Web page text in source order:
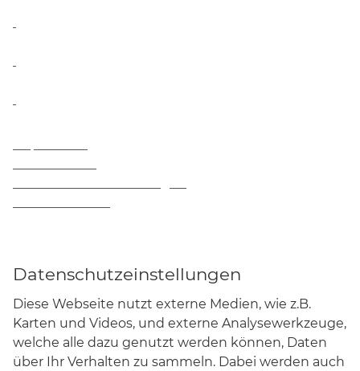
Daten­schutz­ein­stellungen
Diese Webseite nutzt externe Medien, wie z.B.
Karten und Videos, und externe Analysewerkzeuge,
welche alle dazu genutzt werden können, Daten
über Ihr Verhalten zu sammeln. Dabei werden auch